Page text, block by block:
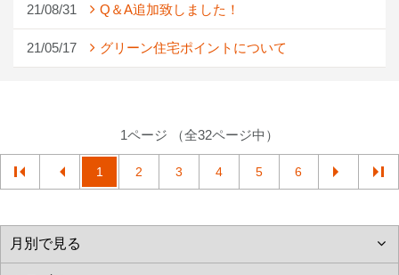
21/08/31 Q＆A追加致しました！
21/05/17 グリーン住宅ポイントについて
1ページ （全32ページ中）
1 2 3 4 5 6